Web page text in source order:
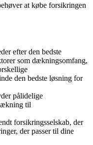
at købe forsikringen
efter den bedste
som dækningsomfang,
den bedste løsning for
pålidelige
til
forsikringsselskab, der
der passer til dine